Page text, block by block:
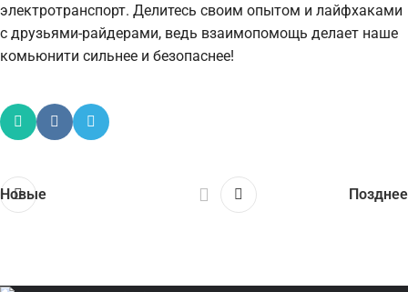
электротранспорт. Делитесь своим опытом и лайфхаками
с друзьями-райдерами, ведь взаимопомощь делает наше
комьюнити сильнее и безопаснее!
Новые Позднее